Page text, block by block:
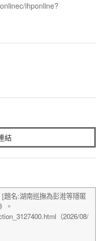
ihponline?
結